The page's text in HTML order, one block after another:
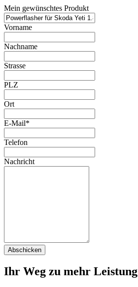
Mein gewünschtes Produkt
Vorname
Nachname
Strasse
PLZ
Ort
E-Mail*
Telefon
Nachricht
Abschicken
Ihr Weg zu mehr Leistung